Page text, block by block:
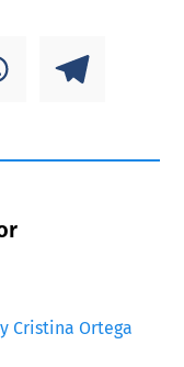
Cristina Ortega